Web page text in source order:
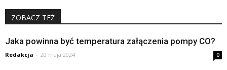
ZOBACZ TEŻ
Jaka powinna być temperatura załączenia pompy CO?
Redakcja - 20 maja 2024 0